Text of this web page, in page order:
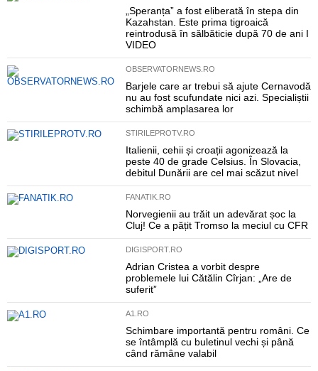
„Speranța” a fost eliberată în stepa din
Kazahstan. Este prima tigroaică
reintrodusă în sălbăticie după 70 de ani I
VIDEO
OBSERVATORNEWS.RO
Barjele care ar trebui să ajute Cernavodă
nu au fost scufundate nici azi. Specialiștii
schimbă amplasarea lor
STIRILEPROTV.RO
Italienii, cehii și croații agonizează la
peste 40 de grade Celsius. În Slovacia,
debitul Dunării are cel mai scăzut nivel
FANATIK.RO
Norvegienii au trăit un adevărat șoc la
Cluj! Ce a pățit Tromso la meciul cu CFR
DIGISPORT.RO
Adrian Cristea a vorbit despre
problemele lui Cătălin Cîrjan: „Are de
suferit”
A1.RO
Schimbare importantă pentru români. Ce
se întâmplă cu buletinul vechi și până
când rămâne valabil